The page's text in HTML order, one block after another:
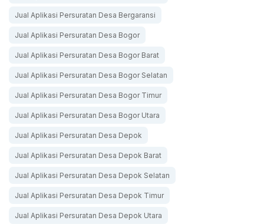
Jual Aplikasi Persuratan Desa Bergaransi
Jual Aplikasi Persuratan Desa Bogor
Jual Aplikasi Persuratan Desa Bogor Barat
Jual Aplikasi Persuratan Desa Bogor Selatan
Jual Aplikasi Persuratan Desa Bogor Timur
Jual Aplikasi Persuratan Desa Bogor Utara
Jual Aplikasi Persuratan Desa Depok
Jual Aplikasi Persuratan Desa Depok Barat
Jual Aplikasi Persuratan Desa Depok Selatan
Jual Aplikasi Persuratan Desa Depok Timur
Jual Aplikasi Persuratan Desa Depok Utara